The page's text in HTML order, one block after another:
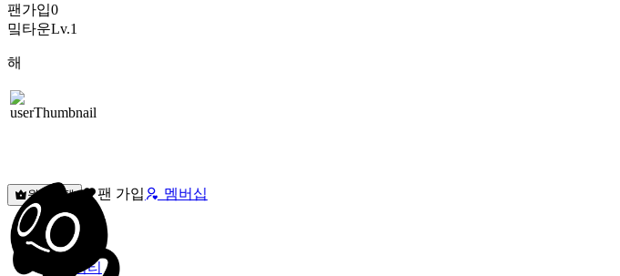
팬가입0
밐타운Lv.1
해
원픽선택 팬 가입 멤버십
밐타운
피드
커뮤니티